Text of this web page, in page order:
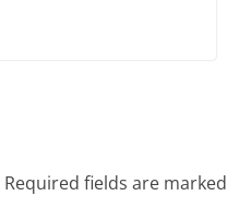
Required fields are marked